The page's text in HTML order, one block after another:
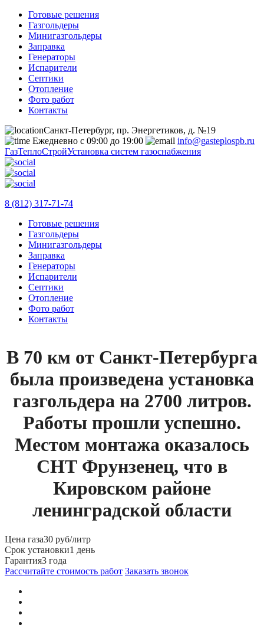
Готовые решения
Газгольдеры
Минигазгольдеры
Заправка
Генераторы
Испарители
Септики
Отопление
Фото работ
Контакты
Санкт-Петербург, пр. Энергетиков, д. №19
Ежедневно с 09:00 до 19:00
info@gasteplospb.ru
ГазТеплоСтройУстановка систем газоснабжения
8 (812) 317-71-74
Готовые решения
Газгольдеры
Минигазгольдеры
Заправка
Генераторы
Испарители
Септики
Отопление
Фото работ
Контакты
В 70 км от Санкт-Петербурга
была произведена установка
газгольдера на 2700 литров.
Работы прошли успешно.
Местом монтажа оказалось
СНТ Фрунзенец, что в
Кировском районе
ленинградской области
Цена газа30 руб/литр
Срок установки1 день
Гарантия3 года
Рассчитайте стоимость работ Заказать звонок